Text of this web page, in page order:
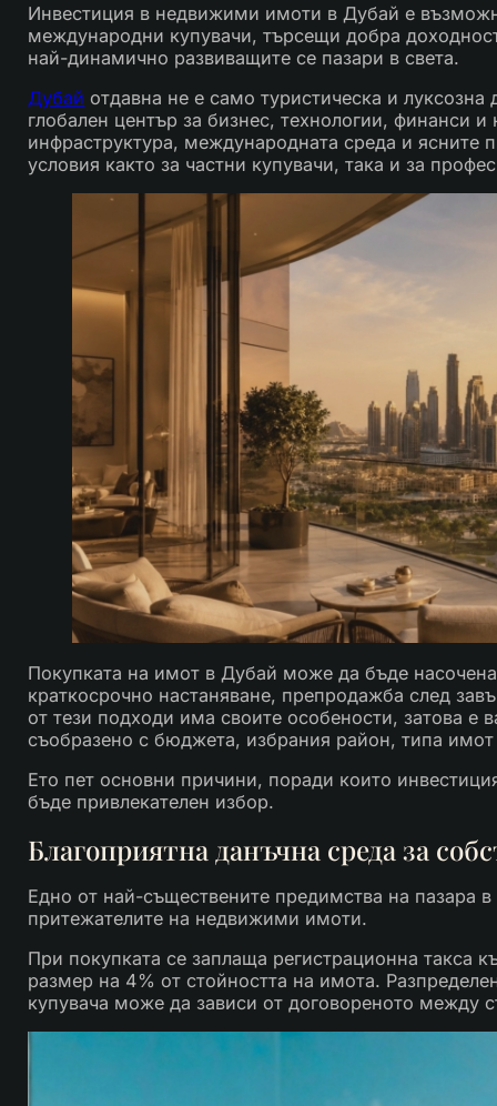
Инвестиция в недвижими имоти в Дубай е
международни купувачи, търсещи добра
най-динамично развиващите се пазари в света.
Дубай отдавна не е само туристическа и
глобален център за бизнес, технологии, финанси
инфраструктура, международната среда и ясните
условия както за частни купувачи, така и за
Покупката на имот в Дубай може да бъде
краткосрочно настаняване, препродажба след
от тези подходи има своите особености, затова
съобразено с бюджета, избрания район, типа
Ето пет основни причини, поради които
бъде привлекателен избор.
Благоприятна данъчна среда за
Едно от най-съществените предимства на пазара
притежателите на недвижими имоти.
При покупката се заплаща регистрационна такса
размер на 4% от стойността на имота.
купувача може да зависи от договореното между